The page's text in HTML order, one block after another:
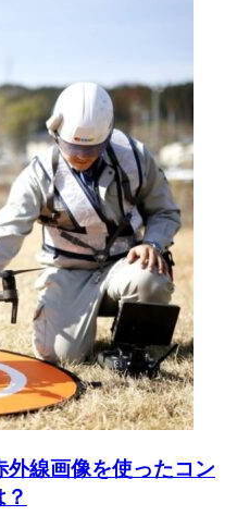
外線画像を使ったコン